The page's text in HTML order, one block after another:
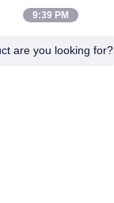
9:39 PM
are you looking for?